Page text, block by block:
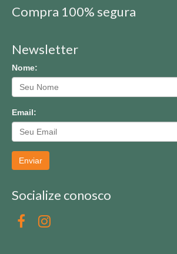
Compra 100% segura
Newsletter
Nome:
Email:
Enviar
Socialize conosco